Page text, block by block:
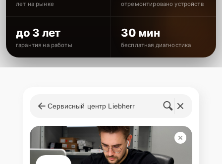
лет на рынке отремонтировано устройств
до 3 лет
гарантия на работы
30 мин
бесплатная диагностика
Сервисный центр Liebherr